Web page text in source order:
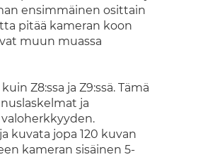
ensimmäinen osittain
pitää kameran koon
muun muassa
Z8:ssa ja Z9:ssä. Tämä
ja
kuvata jopa 120 kuvan
kameran sisäinen 5-